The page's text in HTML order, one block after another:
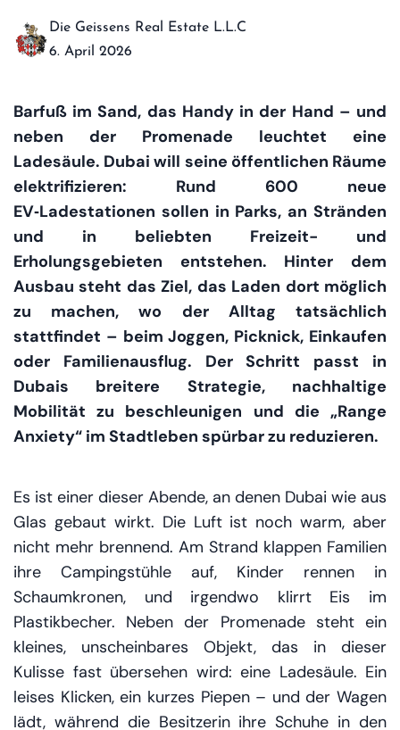
Die Geissens Real Estate L.L.C
6. April 2026
Barfuß im Sand, das Handy in der Hand – und
neben der Promenade leuchtet eine
Ladesäule. Dubai will seine öffentlichen Räume
elektrifizieren: Rund 600 neue
EV‑Ladestationen sollen in Parks, an Stränden
und in beliebten Freizeit- und
Erholungsgebieten entstehen. Hinter dem
Ausbau steht das Ziel, das Laden dort möglich
zu machen, wo der Alltag tatsächlich
stattfindet – beim Joggen, Picknick, Einkaufen
oder Familienausflug. Der Schritt passt in
Dubais breitere Strategie, nachhaltige
Mobilität zu beschleunigen und die „Range
Anxiety“ im Stadtleben spürbar zu reduzieren.
Es ist einer dieser Abende, an denen Dubai wie aus
Glas gebaut wirkt. Die Luft ist noch warm, aber
nicht mehr brennend. Am Strand klappen Familien
ihre Campingstühle auf, Kinder rennen in
Schaumkronen, und irgendwo klirrt Eis im
Plastikbecher. Neben der Promenade steht ein
kleines, unscheinbares Objekt, das in dieser
Kulisse fast übersehen wird: eine Ladesäule. Ein
leises Klicken, ein kurzes Piepen – und der Wagen
lädt, während die Besitzerin ihre Schuhe in den